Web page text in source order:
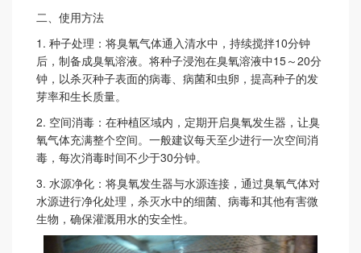
二、使用方法
1. 种子处理：将臭氧气体通入清水中，持续搅拌10分钟
后，制备成臭氧溶液。将种子浸泡在臭氧溶液中15～20分
钟，以杀灭种子表面的病毒、病菌和虫卵，提高种子的发
芽率和生长质量。
2. 空间消毒：在种植区域内，定期开启臭氧发生器，让臭
氧气体充满整个空间。一般建议每天至少进行一次空间消
毒，每次消毒时间不少于30分钟。
3. 水源净化：将臭氧发生器与水源连接，通过臭氧气体对
水源进行净化处理，杀灭水中的细菌、病毒和其他有害微
生物，确保灌溉用水的安全性。